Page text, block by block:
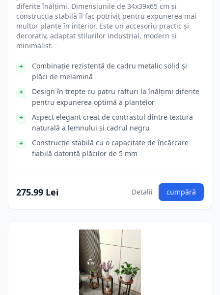
diferite înălțimi. Dimensiunile de 34x39x65 cm și
construcția stabilă îl fac potrivit pentru expunerea mai
multor plante în interior. Este un accesoriu practic și
decorativ, adaptat stilurilor industrial, modern și
minimalist.
Combinație rezistentă de cadru metalic solid și
plăci de melamină
Design în trepte cu patru rafturi la înălțimi diferite
pentru expunerea optimă a plantelor
Aspect elegant creat de contrastul dintre textura
naturală a lemnului și cadrul negru
Construcție stabilă cu o capacitate de încărcare
fiabilă datorită plăcilor de 5 mm
275.99 Lei Detalii cumpără